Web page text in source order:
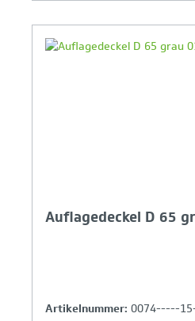
Ihr Produktvergleich
Auflagedeckel D 65
Artikelnummer: 0074-----